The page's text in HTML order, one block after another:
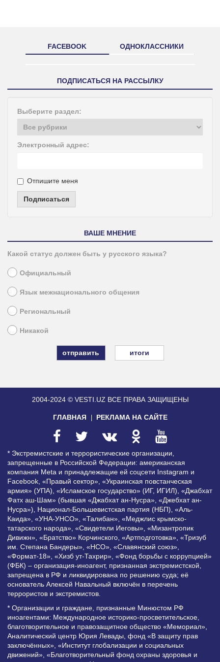
FACEBOOK ОДНОКЛАССНИКИ
ПОДПИСАТЬСЯ НА РАССЫЛКУ
Выберите раздел:
Электронный адрес:
Отпишите меня
Подписаться
ВАШЕ МНЕНИЕ
Какой статус должен быть у русского языка?
Официальный
Язык межнационального общения
Региональный
Никакой
итоги
2004-2024 © VESTI.UZ ВСЕ ПРАВА ЗАЩИЩЕНЫ
ГЛАВНАЯ РЕКЛАМА НА САЙТЕ
* Экстремистские и террористические организации,
запрещенные в Российской Федерации: американская
компания Meta и принадлежащие ей соцсети Instagram и
Facebook, «Правый сектор», «Украинская повстанческая
армия» (УПА), «Исламское государство» (ИГ, ИГИЛ), «Джабхат
Фатх аш-Шам» (бывшая «Джабхат ан-Нусра», «Джебхат ан-
Нусра»), Национал-Большевистская партия (НБП), «Аль-
Каида», «УНА-УНСО», «Талибан», «Меджлис крымско-
татарского народа», «Свидетели Иеговы», «Мизантропик
Дивижн», «Братство» Корчинского, «Артподготовка», «Тризуб
им. Степана Бандеры», «НСО», «Славянский союз»,
«Формат-18», «Хизб ут-Тахрир», «Фонд борьбы с коррупцией»
(ФБК) – организация-иноагент, признанная экстремистской,
запрещена в РФ и ликвидирована по решению суда; её
основатель Алексей Навальный включён в перечень
террористов и экстремистов.
* Организации и граждане, признанные Минюстом РФ
иноагентами: Международное историко-просветительское,
благотворительное и правозащитное общество «Мемориал»,
Аналитический центр Юрия Левады, фонд «В защиту прав
заключённых», «Институт глобализации и социальных
движений», «Благотворительный фонд охраны здоровья и